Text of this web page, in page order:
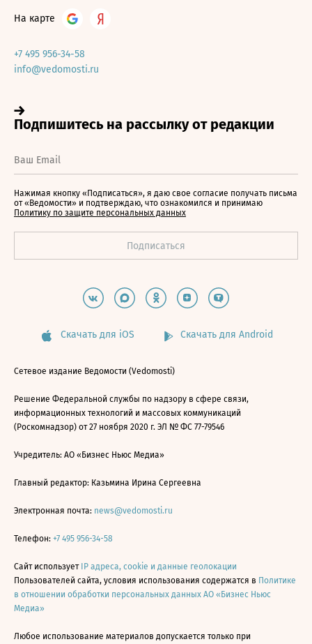
На карте
+7 495 956-34-58
info@vedomosti.ru
Нажимая кнопку «Подписаться», я даю свое согласие получать письма
от «Ведомости» и подтверждаю, что ознакомился и принимаю
Политику по защите персональных данных
Скачать для iOS Скачать для Android
Сетевое издание Ведомости (Vedomosti)
Решение Федеральной службы по надзору в сфере связи,
информационных технологий и массовых коммуникаций
(Роскомнадзор) от 27 ноября 2020 г. ЭЛ № ФС 77-79546
Учредитель: АО «Бизнес Ньюс Медиа»
Главный редактор: Казьмина Ирина Сергеевна
Электронная почта: news@vedomosti.ru
Телефон: +7 495 956-34-58
Сайт использует IP адреса, cookie и данные геолокации
Пользователей сайта, условия использования содержатся в Политике
в отношении обработки персональных данных АО «Бизнес Ньюс
Медиа»
Любое использование материалов допускается только при